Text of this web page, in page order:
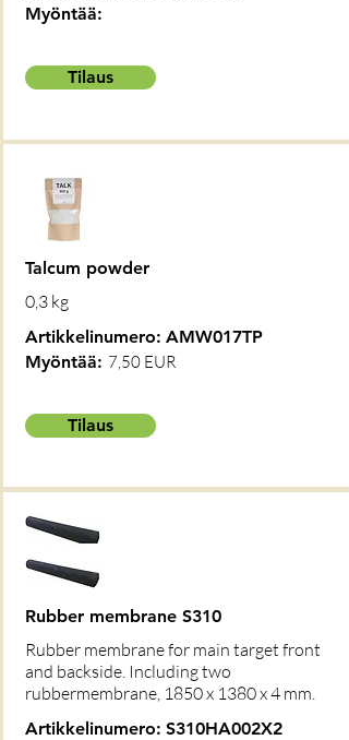
Myöntää:
Tilaus
Talcum powder
0,3 kg
Artikkelinumero: AMW017TP
Myöntää: 7,50 EUR
Tilaus
Rubber membrane S310
Rubber membrane for main target front
and backside. Including two
rubbermembrane, 1850 x 1380 x 4 mm.
Artikkelinumero: S310HA002X2